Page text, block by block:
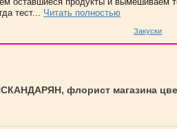
тест... Читать полностью
Закуски
флорист магазина